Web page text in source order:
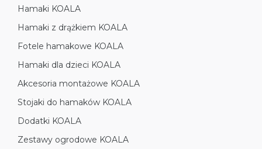
Hamaki KOALA
Hamaki z drążkiem KOALA
Fotele hamakowe KOALA
Hamaki dla dzieci KOALA
Akcesoria montażowe KOALA
Stojaki do hamaków KOALA
Dodatki KOALA
Zestawy ogrodowe KOALA